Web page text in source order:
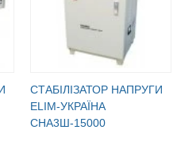
CТАБІЛІЗАТОР НАПРУГИ
ELIM-УКРАЇНА
СНА3Ш-15000